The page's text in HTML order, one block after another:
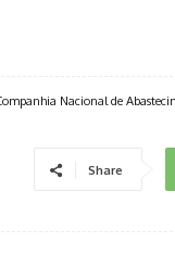
Nacional de
Share